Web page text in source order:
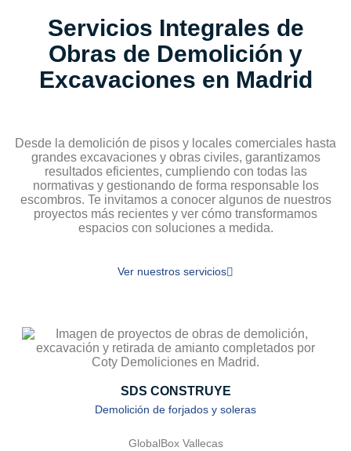
Servicios Integrales de
Obras de Demolición y
Excavaciones en Madrid
Desde la demolición de pisos y locales comerciales hasta
grandes excavaciones y obras civiles, garantizamos
resultados eficientes, cumpliendo con todas las
normativas y gestionando de forma responsable los
escombros. Te invitamos a conocer algunos de nuestros
proyectos más recientes y ver cómo transformamos
espacios con soluciones a medida.
Ver nuestros servicios
SDS CONSTRUYE
Demolición de forjados y soleras
GlobalBox Vallecas